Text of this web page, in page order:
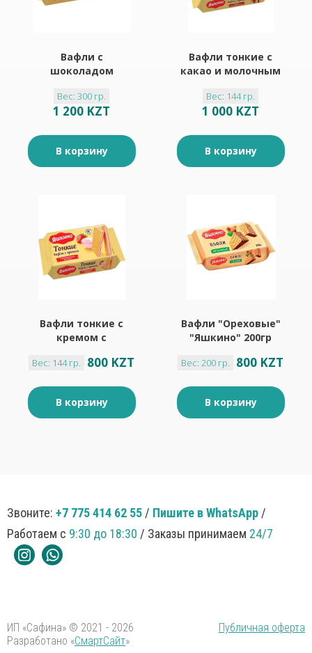
Вафли с
шоколадом
Вес: 300 гр.
1 200 KZT
В корзину
Вафли тонкие с
какао и молочным
144гр
Вес: 144 гр.
1 000 KZT
В корзину
Вафли тонкие с
кремом с
"Яшкино" 144гр
Вес: 144 гр. 800 KZT
В корзину
Вафли "Ореховые"
"Яшкино" 200гр
Вес: 200 гр. 800 KZT
В корзину
Звоните: +7 775 414 62 55 / Пишите в WhatsApp /
Работаем с 9:30 до 18:30 / Заказы принимаем 24/7
ИП «Сафина» © 2021 - 2026
Публичная оферта
Разработано «СмартСайт»